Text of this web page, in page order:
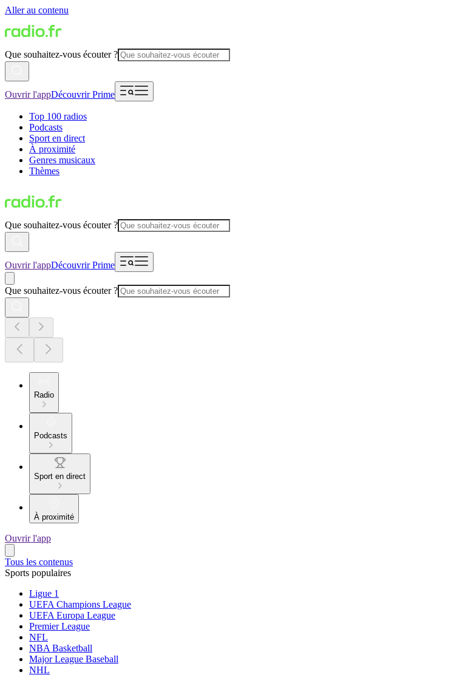
Aller au contenu
Que souhaitez-vous écouter ?
Ouvrir l'appDécouvrir Prime
Top 100 radios
Podcasts
Sport en direct
À proximité
Genres musicaux
Thèmes
Que souhaitez-vous écouter ?
Ouvrir l'appDécouvrir Prime
Que souhaitez-vous écouter ?
Radio
Podcasts
Sport en direct
À proximité
Ouvrir l'app
Tous les contenus
Sports populaires
Ligue 1
UEFA Champions League
UEFA Europa League
Premier League
NFL
NBA Basketball
Major League Baseball
NHL